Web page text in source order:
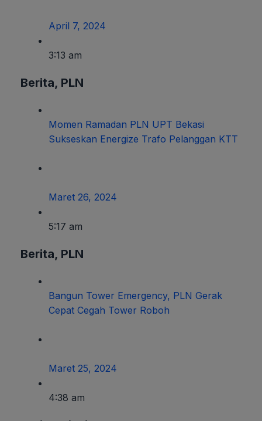
April 7, 2024
3:13 am
Berita, PLN
Momen Ramadan PLN UPT Bekasi
Sukseskan Energize Trafo Pelanggan KTT
Maret 26, 2024
5:17 am
Berita, PLN
Bangun Tower Emergency, PLN Gerak
Cepat Cegah Tower Roboh
Maret 25, 2024
4:38 am